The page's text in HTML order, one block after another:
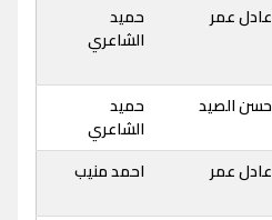
عادل عمر
حميد
الشاعري
حسن الصيد
حميد
الشاعري
عادل عمر احمد منيب